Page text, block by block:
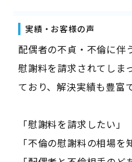
実績・お客様の声
配偶者の不貞・不倫に伴
慰謝料を請求されてしま
ており、解決実績も豊富で
「慰謝料を請求したい」
「不倫の慰謝料の相場を